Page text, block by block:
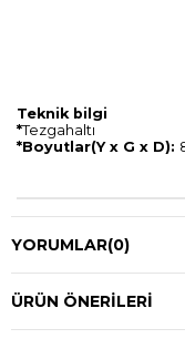
Teknik bilgi
*Tezgahaltı
*Boyutlar(Y x G x D):
YORUMLAR(0)
ÜRÜN ÖNERILERI